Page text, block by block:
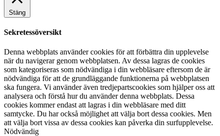
Stäng
Sekretessöversikt
Denna webbplats använder cookies för att förbättra din upplevelse
när du navigerar genom webbplatsen. Av dessa lagras de cookies
som kategoriseras som nödvändiga i din webbläsare eftersom de är
nödvändiga för att de grundläggande funktionerna på webbplatsen
ska fungera. Vi använder även tredjepartscookies som hjälper oss att
analysera och förstå hur du använder denna webbplats. Dessa
cookies kommer endast att lagras i din webbläsare med ditt
samtycke. Du har också möjlighet att välja bort dessa cookies. Men
att välja bort vissa av dessa cookies kan påverka din surfupplevelse.
Nödvändig